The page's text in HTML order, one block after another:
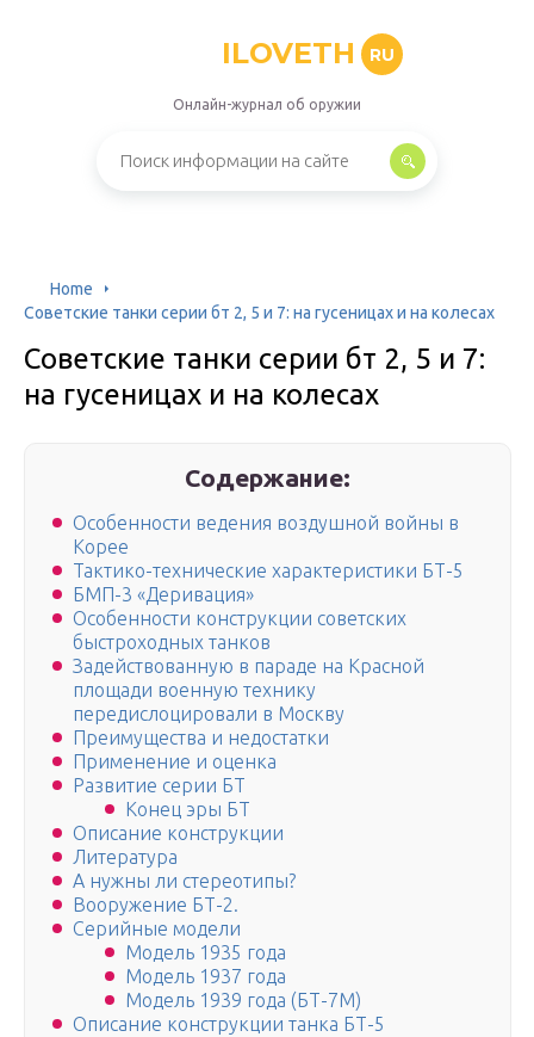
ILOVETH RU
Онлайн-журнал об оружии
Home
Советские танки серии бт 2, 5 и 7: на гусеницах и на колесах
Советские танки серии бт 2, 5 и 7:
на гусеницах и на колесах
Содержание:
Особенности ведения воздушной войны в
Корее
Тактико-технические характеристики БТ-5
БМП-3 «Деривация»
Особенности конструкции советских
быстроходных танков
Задействованную в параде на Красной
площади военную технику
передислоцировали в Москву
Преимущества и недостатки
Применение и оценка
Развитие серии БТ
Конец эры БТ
Описание конструкции
Литература
А нужны ли стереотипы?
Вооружение БТ-2.
Серийные модели
Модель 1935 года
Модель 1937 года
Модель 1939 года (БТ-7М)
Описание конструкции танка БТ-5